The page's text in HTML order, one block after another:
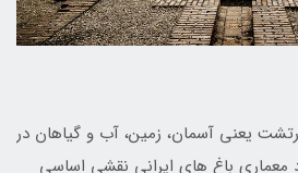
یعنی آسمان، زمین، آب و گیاهان در
باغ های ایرانی نقشی اساسی